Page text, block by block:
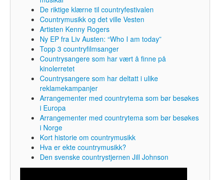
De riktige klærne til countryfestivalen
Countrymusikk og det ville Vesten
Artisten Kenny Rogers
Ny EP fra Liv Austen: “Who I am today”
Topp 3 countryfilmsanger
Countrysangere som har vært å finne på
kinolerretet
Countrysangere som har deltatt i ulike
reklamekampanjer
Arrangementer med countrytema som bør besøkes
i Europa
Arrangementer med countrytema som bør besøkes
i Norge
Kort historie om countrymusikk
Hva er ekte countrymusikk?
Den svenske countrystjernen Jill Johnson